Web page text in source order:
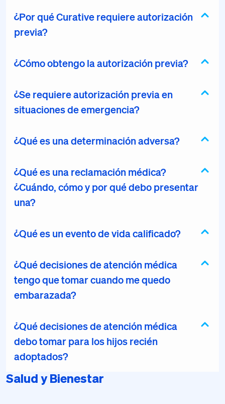
¿Por qué Curative requiere autorización
previa?
¿Cómo obtengo la autorización previa?
¿Se requiere autorización previa en
situaciones de emergencia?
¿Qué es una determinación adversa?
¿Qué es una reclamación médica?
¿Cuándo, cómo y por qué debo presentar
una?
¿Qué es un evento de vida calificado?
¿Qué decisiones de atención médica
tengo que tomar cuando me quedo
embarazada?
¿Qué decisiones de atención médica
debo tomar para los hijos recién
adoptados?
Salud y Bienestar